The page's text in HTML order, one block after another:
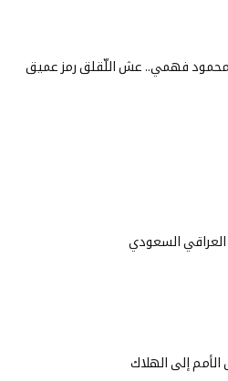
فهمي.. عش اللّقلق رمز عميق
السعودي
الهلاك